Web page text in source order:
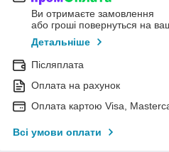
Ви отримаєте замовлення
або гроші повернуться на
Детальніше
Післяплата
Оплата на рахунок
Оплата картою Visa,
Всі умови оплати